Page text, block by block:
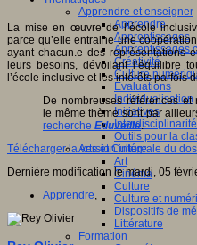
Apprendre et enseigner
Apprendre
Apprentissages
Apprentissages
Créativité
Culture
Evaluations
Individualisation
Initiatives
Interdisciplinarité
Outils pour la
Arts et Culture
Art
Cinéma
Culture
Culture et
Dispositifs de
Littérature
Formation
La mise en œuvre de l’école
parce qu’elle entraine une
ayant chacun.e des représentations
leurs besoins, dévoilant l’équilibre
l’école inclusive et les intérêts parfois
De nombreuses références et
le même thème sont par
recherche Eduveille.
Télécharger la version intégrale du
Dernière modification le mardi, 05
Apprendre,